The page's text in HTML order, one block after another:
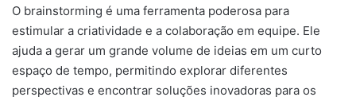
O brainstorming é uma ferramenta poderosa para
estimular a criatividade e a colaboração em equipe. Ele
ajuda a gerar um grande volume de ideias em um curto
espaço de tempo, permitindo explorar diferentes
perspectivas e encontrar soluções inovadoras para os